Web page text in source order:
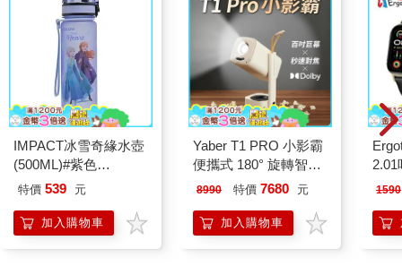
IMPACT冰雪奇緣水壺
(500ML)#紫色
IMDSB01PL
特價 539 元
加入購物車
Yaber T1 PRO 小影霸
便攜式 180° 旋轉智能
投影機
8990 特價 7680 元
加入購物車
2.01
1590